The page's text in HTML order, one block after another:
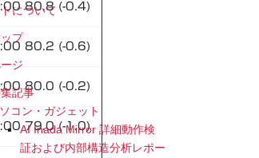
80.8 (-0.4)
80.2 (-0.6)
80.0 (-0.2)
79.0 (-1.0)
について
プ
ジ
記事
コン・ガジェット
AI Inada Mirror 詳細動作検
証および内部構造分析レポー